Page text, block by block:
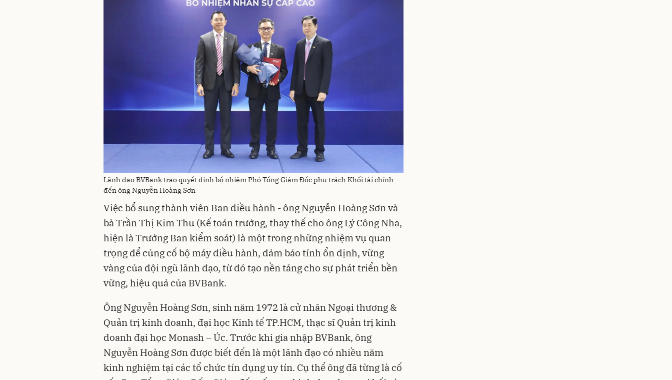
Lãnh đạo BVBank trao quyết định bổ nhiệm Phó Tổng Giám Đốc phụ trách Khối tài chính
đến ông Nguyễn Hoàng Sơn
Việc bổ sung thành viên Ban điều hành - ông Nguyễn Hoàng Sơn và
bà Trần Thị Kim Thu (Kế toán trưởng, thay thế cho ông Lý Công Nha,
hiện là Trưởng Ban kiểm soát) là một trong những nhiệm vụ quan
trọng để củng cố bộ máy điều hành, đảm bảo tính ổn định, vững
vàng của đội ngũ lãnh đạo, từ đó tạo nền tảng cho sự phát triển bền
vững, hiệu quả của BVBank.
Ông Nguyễn Hoàng Sơn, sinh năm 1972 là cử nhân Ngoại thương &
Quản trị kinh doanh, đại học Kinh tế TP.HCM, thạc sĩ Quản trị kinh
doanh đại học Monash – Úc. Trước khi gia nhập BVBank, ông
Nguyễn Hoàng Sơn được biết đến là một lãnh đạo có nhiều năm
kinh nghiệm tại các tổ chức tín dụng uy tín. Cụ thể ông đã từng là cố